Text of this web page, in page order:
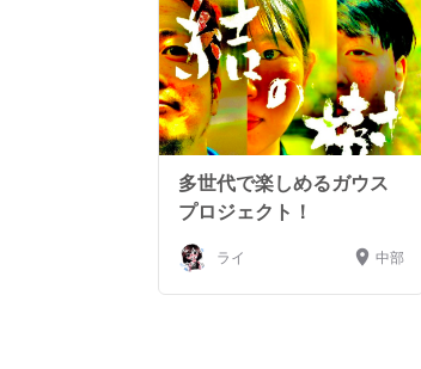
多世代で楽しめるガウス
プロジェクト！
ライ 中部